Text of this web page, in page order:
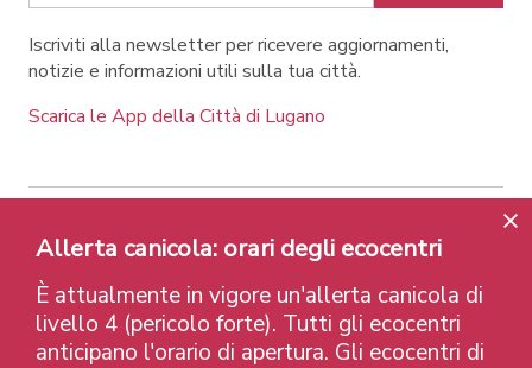
Iscriviti alla newsletter per ricevere aggiornamenti,
notizie e informazioni utili sulla tua città.
Scarica le App della Città di Lugano
Contatti Link Note legali
Privacy Policy
Label e riconoscimenti
Credits
© 2026 Città di Lugano
Allerta canicola: orari degli ecocentri
È attualmente in vigore un'allerta canicola di
livello 4 (pericolo forte). Tutti gli ecocentri
anticipano l'orario di apertura. Gli ecocentri di